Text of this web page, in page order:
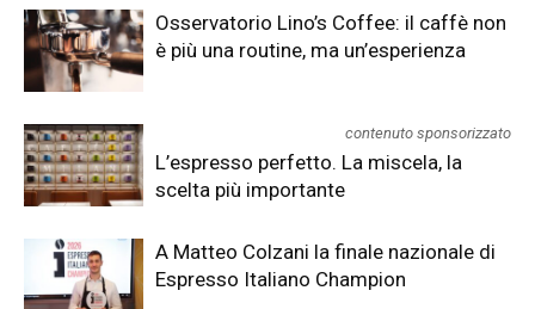
Osservatorio Lino’s Coffee: il caffè non
è più una routine, ma un’esperienza
contenuto sponsorizzato
L’espresso perfetto. La miscela, la
scelta più importante
A Matteo Colzani la finale nazionale di
Espresso Italiano Champion